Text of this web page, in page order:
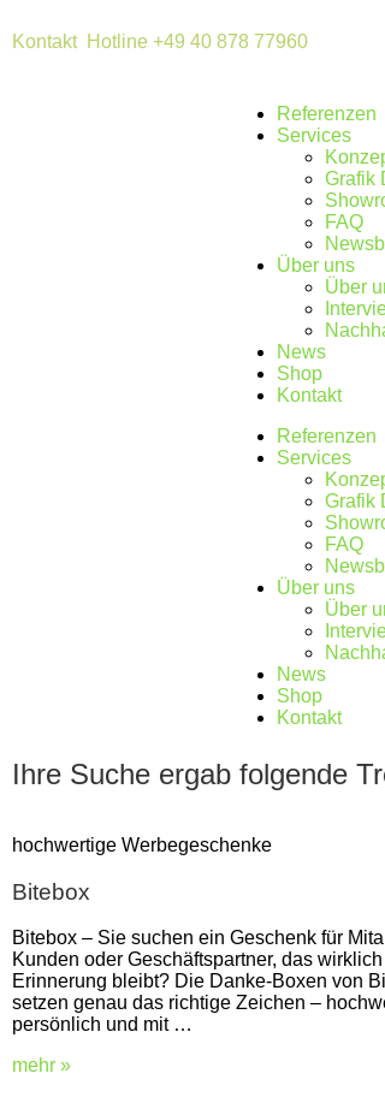
KontaktHotline +49 40 878 77960
Referenzen
Services
Grafik
FAQ
Über uns
Über
News
Shop
Kontakt
Referenzen
Services
Grafik
FAQ
Über uns
Über
News
Shop
Kontakt
Ihre Suche ergab folgende
hochwertige Werbegeschenke
Bitebox
Bitebox – Sie suchen ein Geschenk für
Kunden oder Geschäftspartner, das
Erinnerung bleibt? Die Danke-Boxen von
setzen genau das richtige Zeichen –
persönlich und mit …
mehr »